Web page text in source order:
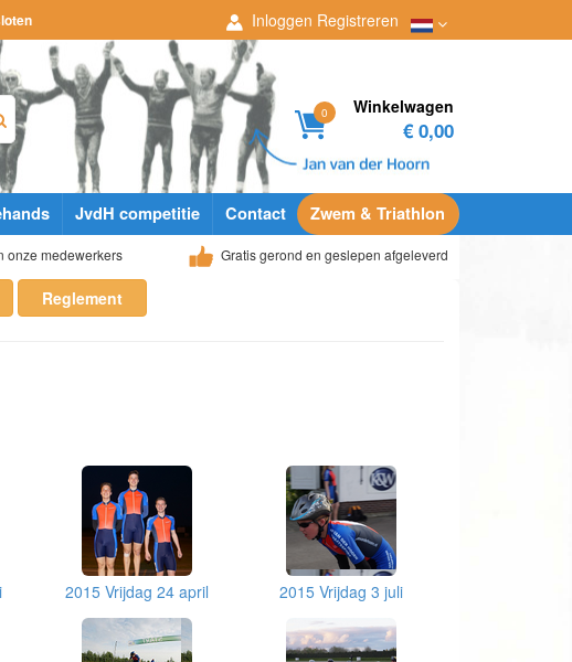
Inloggen Registreren
0 Winkelwagen
€ 0,00
JvdH competitie Contact Zwem & Triathlon
onze medewerkers Gratis gerond en geslepen afgeleverd
Reglement
2015 Vrijdag 24 april 2015 Vrijdag 3 juli